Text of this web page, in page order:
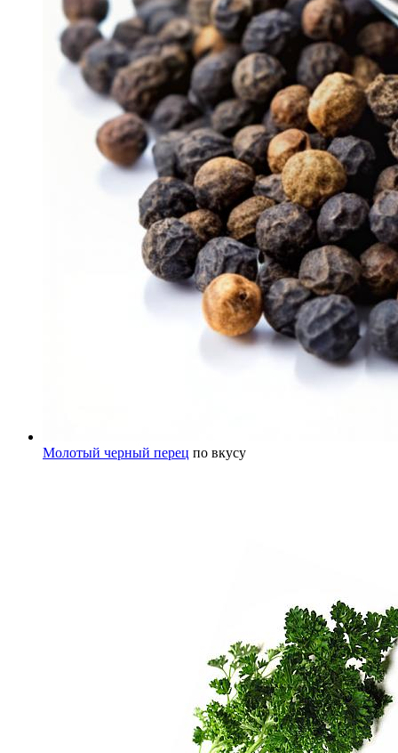
Молотый черный перец по вкусу